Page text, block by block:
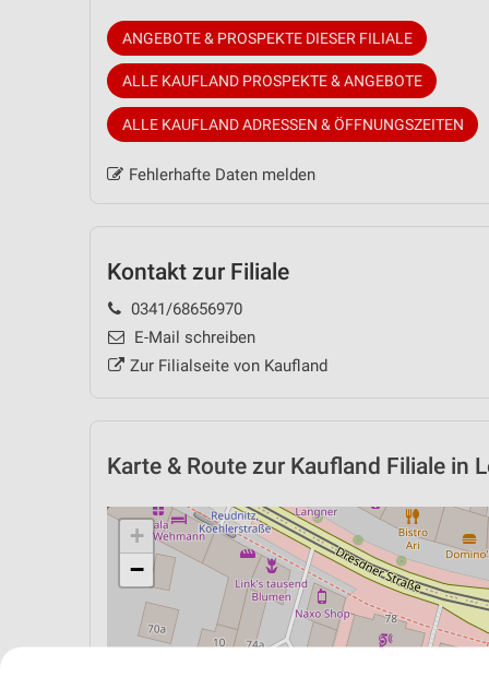
ANGEBOTE & PROSPEKTE DIESER FILIALE
ALLE KAUFLAND PROSPEKTE & ANGEBOTE
ALLE KAUFLAND ADRESSEN & ÖFFNUNGSZEITEN
Fehlerhafte Daten melden
Kontakt zur Filiale
0341/68656970
E-Mail schreiben
Zur Filialseite von Kaufland
Karte & Route zur Kaufland Filiale in
+
−